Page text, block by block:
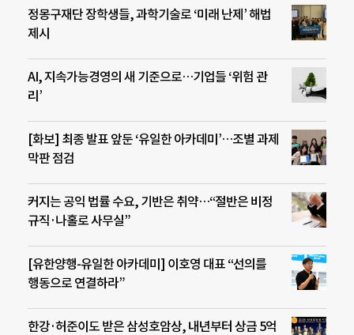
정몽구재단 장학생들, 과학기술로 ‘미래 난제’ 해법
제시
AI, 지속가능경영의 새 기준으로…기업들 ‘위험 관
리’
[화보] 최종 발표 앞둔 ‘유일한 아카데미’…조별 과제
막판 점검
커지는 공익 법률 수요, 기반은 취약…“절반은 비정
규직·나홀로 사무실”
[유한양행-유일한 아카데미] 이호영 대표 “선의를
행동으로 연결하라”
한강·허준이도 받은 삼성호암상, 내년부터 상금 5억